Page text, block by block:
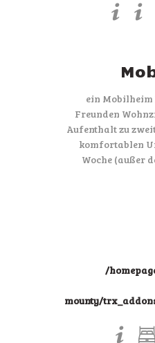
ein Mobilheim
Freunden
Aufenthalt zu
komfortablen
Woche (außer
/
mounty/